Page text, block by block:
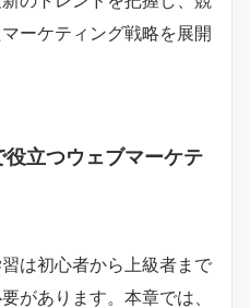
ーケティング戦略を展開
立つウェブマーケテ
は初心者から上級者まで
があります。本章では、